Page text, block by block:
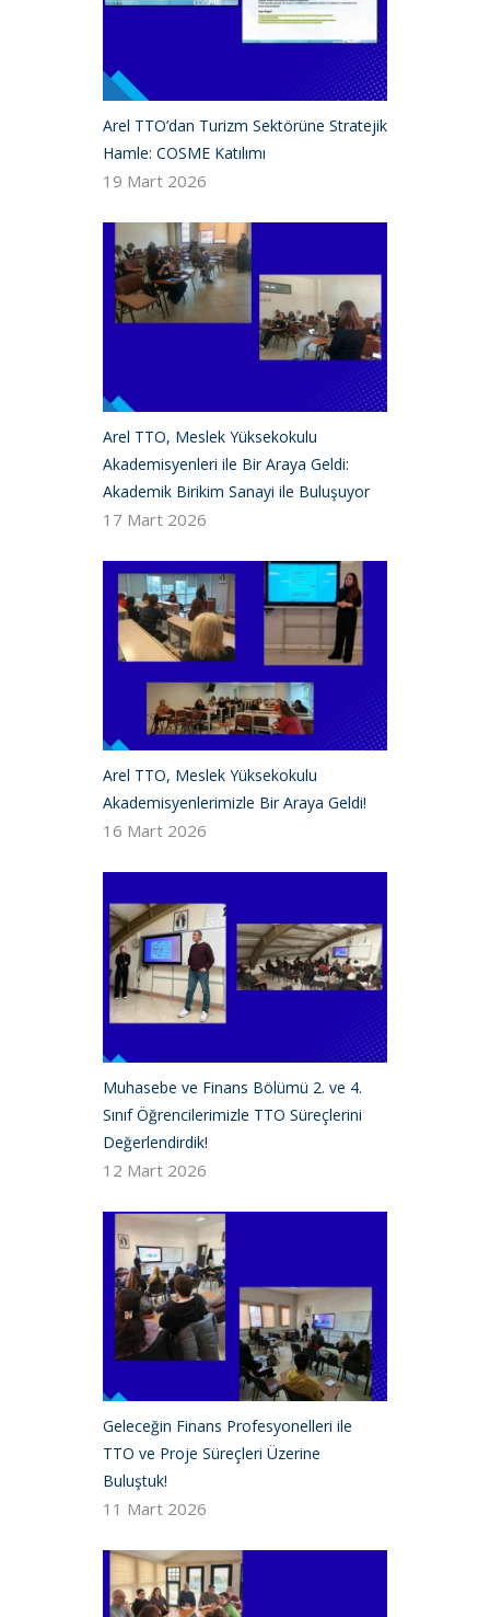
Arel TTO’dan Turizm Sektörüne Stratejik
Hamle: COSME Katılımı
19 Mart 2026
Arel TTO, Meslek Yüksekokulu
Akademisyenleri ile Bir Araya Geldi:
Akademik Birikim Sanayi ile Buluşuyor
17 Mart 2026
Arel TTO, Meslek Yüksekokulu
Akademisyenlerimizle Bir Araya Geldi!
16 Mart 2026
Muhasebe ve Finans Bölümü 2. ve 4.
Sınıf Öğrencilerimizle TTO Süreçlerini
Değerlendirdik!
12 Mart 2026
Geleceğin Finans Profesyonelleri ile
TTO ve Proje Süreçleri Üzerine
Buluştuk!
11 Mart 2026